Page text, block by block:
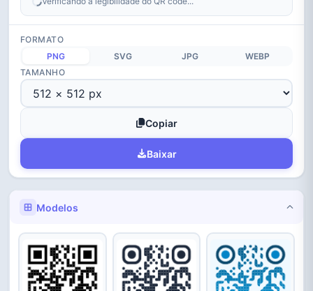
FORMATO
PNG
SVG JPG
WEBP
TAMANHO
Copiar
Baixar
Modelos